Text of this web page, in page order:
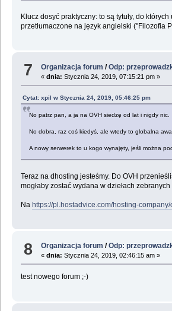
Klucz dosyć praktyczny: to są tytuły, do
przetłumaczone na język angielski ("Filozofia
7 Organizacja forum /Odp:
«dnia: Stycznia 24, 2019, 07:15:21 pm »
Cytat: xpil w Stycznia 24, 2019, 05:46:25 pm
No patrz pan, a ja na OVH siedzę od lat i nigdy nic.
No dobra, raz coś kiedyś, ale wtedy to globalna
A nowy serwerek to u kogo wynajęty, jeśli można
Teraz na dhosting jesteśmy. Do OVH
mogłaby zostać wydana w dziełach
Na https://pl.hostadvice.com/hosting-
8 Organizacja forum /Odp:
«dnia: Stycznia 24, 2019, 02:46:15 am »
test nowego forum ;-)